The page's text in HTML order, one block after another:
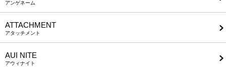
アンゲネーム
ATTACHMENT
アタッチメント
AUI NITE
アウィナイト